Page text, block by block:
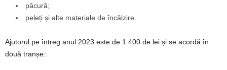
păcură;
peleți și alte materiale de încălzire.
Ajutorul pe întreg anul 2023 este de 1.400 de lei și se acordă în
două tranșe: